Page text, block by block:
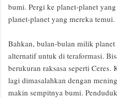
bumi. Pergi ke planet-planet
planet-planet yang mereka temui.
Bahkan, bulan-bulan milik planet
alternatif untuk di teraformasi.
berukuran raksasa seperti Ceres.
lagi dimasalahkan dengan
makin sempitnya bumi.